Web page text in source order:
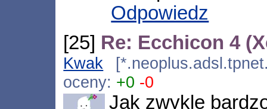
Odpowiedz
[25] Re: Ecchicon 4
Kwak
oceny: +0 -0
Jak zwykle